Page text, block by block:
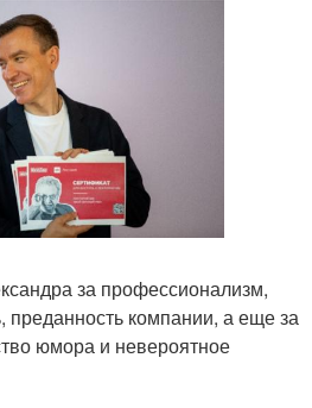
за профессионализм,
преданность компании, а еще за
юмора и невероятное